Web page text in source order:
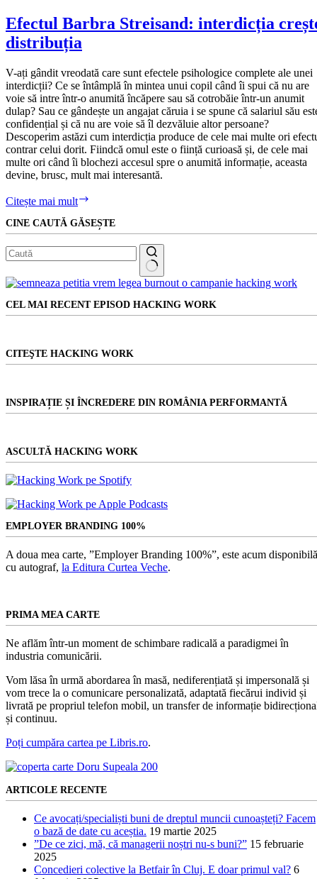
Efectul Barbra Streisand: interdicția
distribuția
V-ați gândit vreodată care sunt efectele psihologice complete ale unei
interdicții? Ce se întâmplă în mintea unui copil când îi spui că nu are
voie să intre într-o anumită încăpere sau să cotrobăie într-un anumit
dulap? Sau ce gândește un angajat căruia i se spune că salariul său
confidențial și că nu are voie să îl dezvăluie altor persoane?
Descoperim astăzi cum interdicția produce de cele mai multe ori
contrar celui dorit. Fiindcă omul este o ființă curioasă și, de cele mai
multe ori când îi blochezi accesul spre o anumită informație, aceasta
devine, brusc, mult mai interesantă.
Citește mai mult
Streisand:
interdicția
crește
distribuția
CINE CAUTĂ GĂSEȘTE
Niciun
CEL MAI RECENT EPISOD HACKING WORK
CITEŞTE HACKING WORK
INSPIRAȚIE ȘI ÎNCREDERE DIN ROMÂNIA PERFORMANTĂ
ASCULTĂ HACKING WORK
EMPLOYER BRANDING 100%
A doua mea carte, ”Employer Branding 100%”, este acum
cu autograf, la Editura Curtea Veche.
PRIMA MEA CARTE
Ne aflăm într-un moment de schimbare radicală a paradigmei în
industria comunicării.
Vom lăsa în urmă abordarea în masă, nediferențiată și impersonală și
vom trece la o comunicare personalizată, adaptată fiecărui individ și
livrată pe propriul telefon mobil, un transfer de informație
și continuu.
Poți cumpăra cartea pe Libris.ro.
ARTICOLE RECENTE
Ce avocați/specialiști buni de dreptul muncii cunoașteți? Facem
o bază de date cu aceștia. 19 martie 2025
”De ce zici, mă, că managerii noștri nu-s buni?” 15 februarie
2025
Concedieri colective la Betfair în Cluj. E doar primul val? 6